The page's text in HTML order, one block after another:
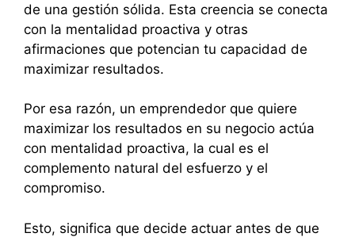
de una gestión sólida. Esta creencia se conecta
con la mentalidad proactiva y otras
afirmaciones que potencian tu capacidad de
maximizar resultados.
Por esa razón, un emprendedor que quiere
maximizar los resultados en su negocio actúa
con mentalidad proactiva, la cual es el
complemento natural del esfuerzo y el
compromiso.
Esto, significa que decide actuar antes de que